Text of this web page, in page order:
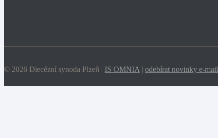
© 2026 Diecézní synoda Plzeň | IS OMNIA | odebírat novinky e-